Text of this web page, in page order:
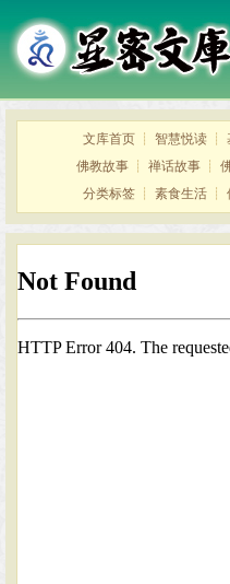
文库首页 ┊ 智慧悦读 ┊
佛教故事 ┊ 禅话故事 ┊
分类标签 ┊ 素食生活 ┊